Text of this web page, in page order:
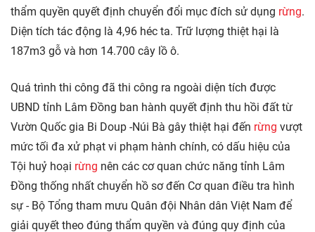
thẩm quyền quyết định chuyển đổi mục đích sử dụng rừng.
Diện tích tác động là 4,96 héc ta. Trữ lượng thiệt hại là
187m3 gỗ và hơn 14.700 cây lồ ô.
Quá trình thi công đã thi công ra ngoài diện tích được
UBND tỉnh Lâm Đồng ban hành quyết định thu hồi đất từ
Vườn Quốc gia Bi Doup -Núi Bà gây thiệt hại đến rừng vượt
mức tối đa xử phạt vi phạm hành chính, có dấu hiệu của
Tội huỷ hoại rừng nên các cơ quan chức năng tỉnh Lâm
Đồng thống nhất chuyển hồ sơ đến Cơ quan điều tra hình
sự - Bộ Tổng tham mưu Quân đội Nhân dân Việt Nam để
giải quyết theo đúng thẩm quyền và đúng quy định của